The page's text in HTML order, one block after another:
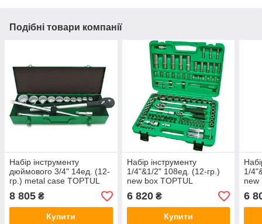
Подібні товари компанії
Набір інструменту
дюймового 3/4" 14ед. (12-
гр.) metal case TOPTUL
GCAD1407
8 805 ₴
Купити
Набір інструменту
1/4"&1/2" 108ед. (12-гр.)
new box TOPTUL
GCAI108R1
6 820₴
Купити
1/
new
6